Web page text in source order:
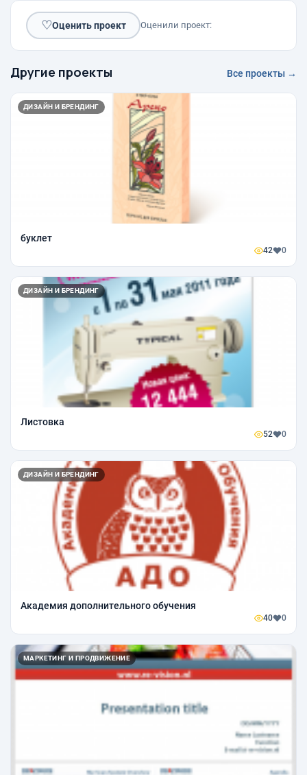
♡Оценить проект Оценили проект:
Другие проекты Все проекты →
ДИЗАЙН И БРЕНДИНГ
буклет
42 0
ДИЗАЙН И БРЕНДИНГ
Листовка
52 0
ДИЗАЙН И БРЕНДИНГ
Академия дополнительного обучения
40 0
МАРКЕТИНГ И ПРОДВИЖЕНИЕ